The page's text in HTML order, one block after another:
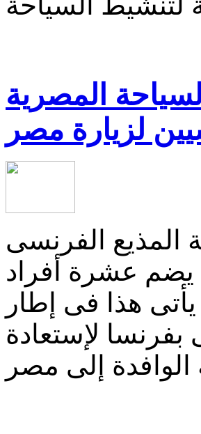
المصرية
لزيارة مصر
المذيع الفرنسى
عشرة أفراد
هذا فى إطار
لإستعادة